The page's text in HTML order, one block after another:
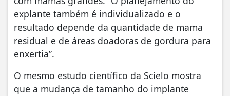
explante também é individualizado e o
resultado depende da quantidade de mama
residual e de áreas doadoras de gordura para
enxertia”.
O mesmo estudo científico da Scielo mostra
que a mudança de tamanho do implante